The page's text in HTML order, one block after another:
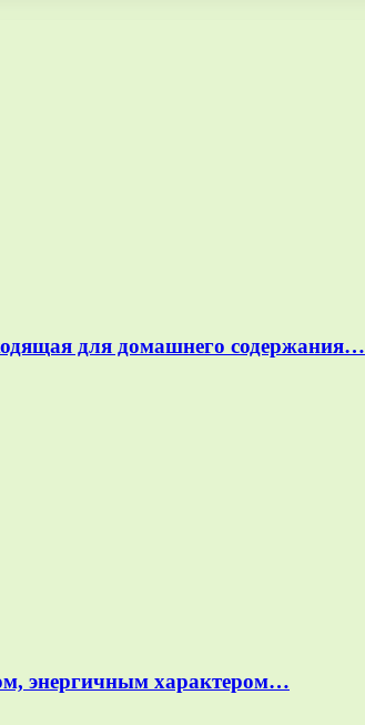
для домашнего содержания…
энергичным характером…